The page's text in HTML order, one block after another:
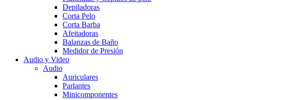
Depiladoras
Corta Pelo
Corta Barba
Afeitadoras
Balanzas de Baño
Medidor de Presión
Audio y Video
Audio
Auriculares
Parlantes
Minicomponentes